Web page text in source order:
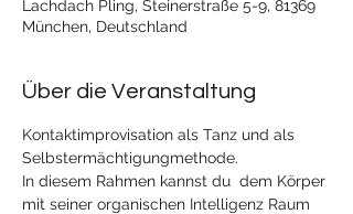
Lachdach Pling, Steinerstraße 5-9, 81369
München, Deutschland
Über die Veranstaltung
Kontaktimprovisation als Tanz und als
Selbstermächtigungmethode.
In diesem Rahmen kannst du  dem Körper
mit seiner organischen Intelligenz Raum